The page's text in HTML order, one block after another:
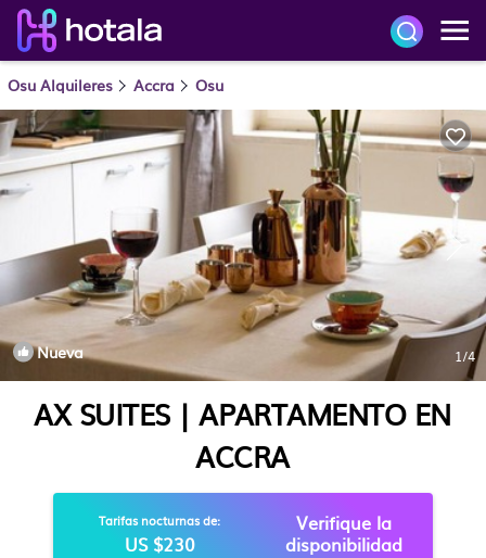
Osu Alquileres Accra Osu
Nueva 1/4
AX SUITES | APARTAMENTO EN
ACCRA
Tarifas nocturnas de:
US $230
Verifique la
disponibilidad